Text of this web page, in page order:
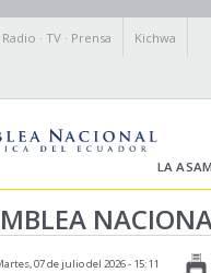
Radio ·TV · Prensa Kichwa
LA
07 de julio del 2026 - 15:11